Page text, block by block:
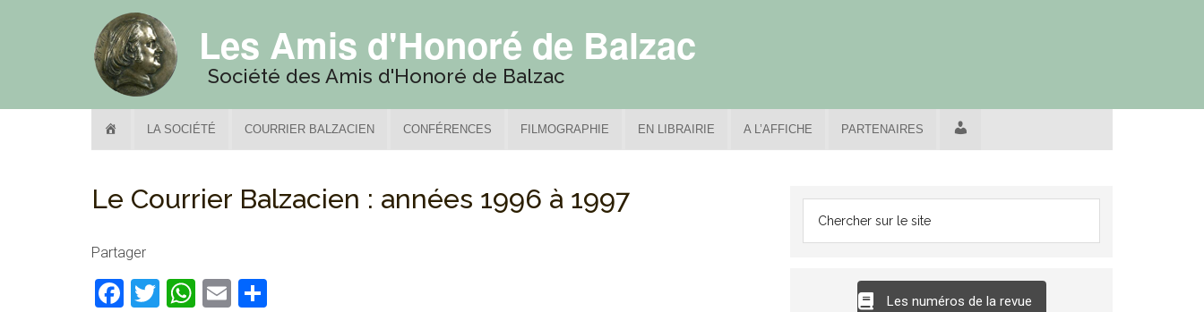
Les Amis d'Honoré de Balzac
Société des Amis d'Honoré de Balzac
HOMELA SOCIÉTÉ COURRIER BALZACIEN CONFÉRENCES FILMOGRAPHIE EN LIBRAIRIE A L’AFFICHE PARTENAIRES
Le Courrier Balzacien : années 1996 à 1997
Partager
Facebook
Twitter
WhatsApp
Email Les numéros de la revue